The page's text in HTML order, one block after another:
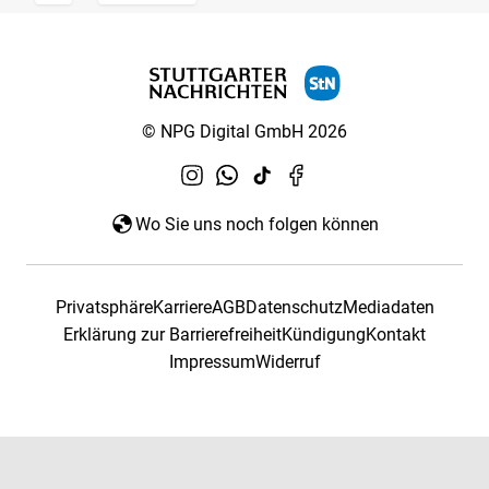
© NPG Digital GmbH 2026
Wo Sie uns noch folgen können
PrivatsphäreKarriereAGBDatenschutzMediadaten
Erklärung zur BarrierefreiheitKündigungKontakt
ImpressumWiderruf